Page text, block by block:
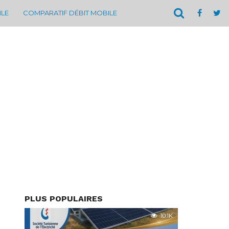
COMPARATIF DÉBIT MOBILE
PLUS POPULAIRES
10.1K